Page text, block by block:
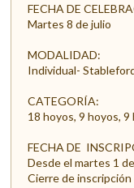
FECHA DE
Martes 8 de julio
MODALIDAD:
Individual-
CATEGORÍA:
18 hoyos, 9 hoyos,
FECHA DE
Desde el martes 1
Cierre de inscripción